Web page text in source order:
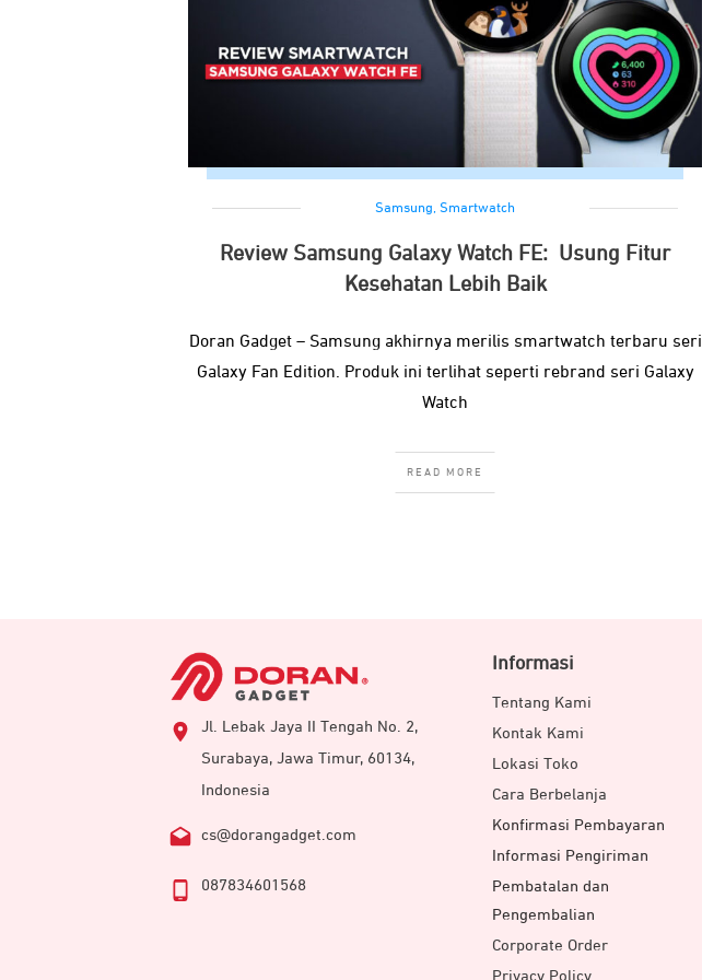
Samsung, Smartwatch
Review Samsung Galaxy Watch FE: Usung Fitur
Kesehatan Lebih Baik
Doran Gadget – Samsung akhirnya merilis smartwatch terbaru seri
Galaxy Fan Edition. Produk ini terlihat seperti rebrand seri Galaxy
Watch
READ MORE
Jl. Lebak Jaya II Tengah No. 2,
Surabaya, Jawa Timur, 60134,
Indonesia
cs@dorangadget.com
087834601568
Informasi
Tentang Kami
Kontak Kami
Lokasi Toko
Cara Berbelanja
Konfirmasi Pembayaran
Informasi Pengiriman
Pembatalan dan
Pengembalian
Corporate Order
Privacy Policy